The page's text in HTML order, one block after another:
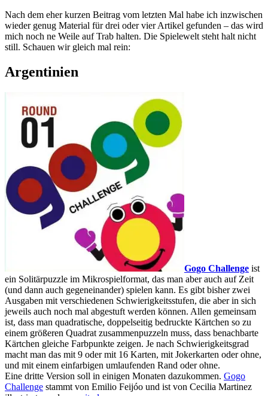
Nach dem eher kurzen Beitrag vom letzten Mal habe ich inzwischen
wieder genug Material für drei oder vier Artikel gefunden – das wird
mich noch ne Weile auf Trab halten. Die Spielewelt steht halt nicht
still. Schauen wir gleich mal rein:
Argentinien
Gogo Challenge ist
ein Solitärpuzzle im Mikrospielformat, das man aber auch auf Zeit
(und dann auch gegeneinander) spielen kann. Es gibt bisher zwei
Ausgaben mit verschiedenen Schwierigkeitsstufen, die aber in sich
jeweils auch noch mal abgestuft werden können. Allen gemeinsam
ist, dass man quadratische, doppelseitig bedruckte Kärtchen so zu
einem größeren Quadrat zusammenpuzzeln muss, dass benachbarte
Kärtchen gleiche Farbpunkte zeigen. Je nach Schwierigkeitsgrad
macht man das mit 9 oder mit 16 Karten, mit Jokerkarten oder ohne,
und mit einem einfarbigen umlaufenden Rand oder ohne.
Eine dritte Version soll in einigen Monaten dazukommen. Gogo
Challenge stammt von Emilio Feijóo und ist von Cecilia Martinez